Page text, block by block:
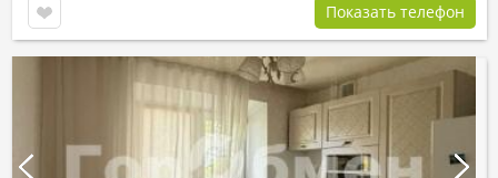
Показать телефон